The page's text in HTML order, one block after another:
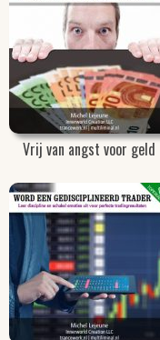
Vrij van angst voor geld